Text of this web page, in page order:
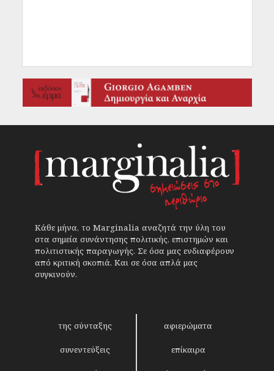
Κάθε μήνα, το Marginalia αναζητά την ύλη του
στα σημεία συνάντησης πολιτικής, επιστημών και
πολιτιστικής παραγωγής. Σε όσα μας ενδιαφέρουν
από κριτική σκοπιά. Και σε όσα απλά μας
συγκινούν.
της σύνταξης αφιερώματα
συνεντεύξεις επίκαιρα